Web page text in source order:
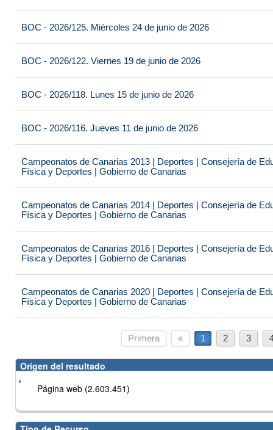
BOC - 2026/125. Miércoles 24 de junio de 2026
BOC - 2026/122. Viernes 19 de junio de 2026
BOC - 2026/118. Lunes 15 de junio de 2026
BOC - 2026/116. Jueves 11 de junio de 2026
Campeonatos de Canarias 2013 | Deportes | Consejería de
Física y Deportes | Gobierno de Canarias
Campeonatos de Canarias 2014 | Deportes | Consejería de
Física y Deportes | Gobierno de Canarias
Campeonatos de Canarias 2016 | Deportes | Consejería de
Física y Deportes | Gobierno de Canarias
Campeonatos de Canarias 2020 | Deportes | Consejería de
Física y Deportes | Gobierno de Canarias
Primera « 1 2 3
Origen del resultado
Página web (2.603.451)